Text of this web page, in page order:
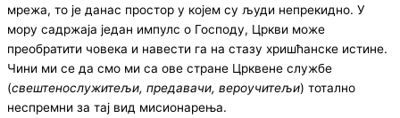
мрежа, то је данас простор у којем су људи непрекидно. У
мору садржаја један импулс о Господу, Цркви може
преобратити човека и навести га на стазу хришћанске истине.
Чини ми се да смо ми са ове стране Црквене службе
(свештенослужитељи, предавачи, вероучитељи) тотално
неспремни за тај вид мисионарења.